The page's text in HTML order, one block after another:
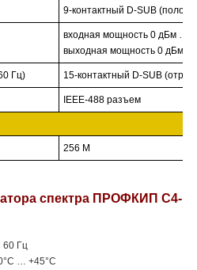
9-контактный D-SUB
входная мощность 0 дБм …
выходная мощность 0 дБм
Гц) 15-контактный D-SUB
IEEE-488 разъем
256 М
спектра ПРОФКИП С4-
60 Гц
… +45°С